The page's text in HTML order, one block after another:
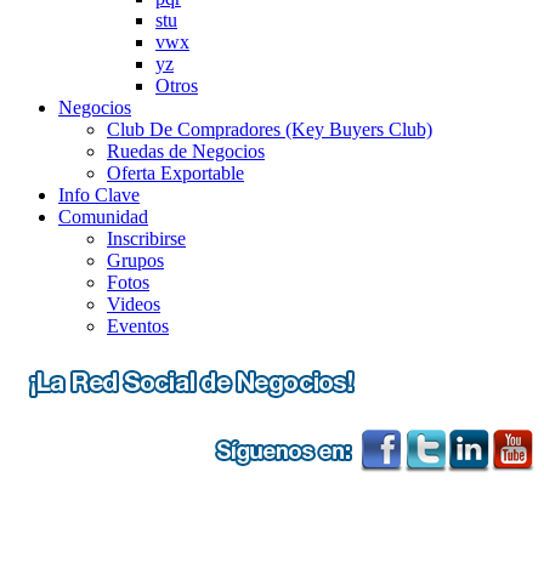
stu
vwx
yz
Otros
Negocios
Club De Compradores (Key Buyers Club)
Ruedas de Negocios
Oferta Exportable
Info Clave
Comunidad
Inscribirse
Grupos
Fotos
Videos
Eventos